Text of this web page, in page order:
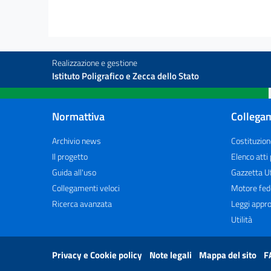
FEDERALISMO FISCALE E PATTO
DI STABILITÀ INTERNO
28
29
30
31
33
TITOLO II
DISPOSIZIONI IN MATERIA DI SPESA
MATERIA PREVIDENZIALE
34
Realizzazione e gestione
Istituto Poligrafico e Zecca dello Stato
Normattiva
Archivio news
Il progetto
Guida all'uso
Collegamenti veloci
Ricerca avanzata
Elenco atti
Gazzetta
Motore
Leggi
Utilità
Privacy e Cookie policy Note legali Mappa del sito